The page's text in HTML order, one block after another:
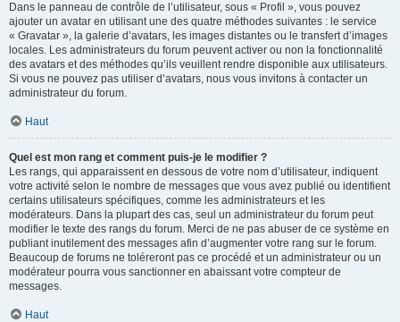
Dans le panneau de contrôle de l’utilisateur, sous « Profil », vous pouvez
ajouter un avatar en utilisant une des quatre méthodes suivantes : le service
« Gravatar », la galerie d’avatars, les images distantes ou le transfert d’images
locales. Les administrateurs du forum peuvent activer ou non la fonctionnalité
des avatars et des méthodes qu’ils veuillent rendre disponible aux utilisateurs.
Si vous ne pouvez pas utiliser d’avatars, nous vous invitons à contacter un
administrateur du forum.
Haut
Quel est mon rang et comment puis-je le modifier ?
Les rangs, qui apparaissent en dessous de votre nom d’utilisateur, indiquent
votre activité selon le nombre de messages que vous avez publié ou identifient
certains utilisateurs spécifiques, comme les administrateurs et les
modérateurs. Dans la plupart des cas, seul un administrateur du forum peut
modifier le texte des rangs du forum. Merci de ne pas abuser de ce système en
publiant inutilement des messages afin d’augmenter votre rang sur le forum.
Beaucoup de forums ne toléreront pas ce procédé et un administrateur ou un
modérateur pourra vous sanctionner en abaissant votre compteur de
messages.
Haut